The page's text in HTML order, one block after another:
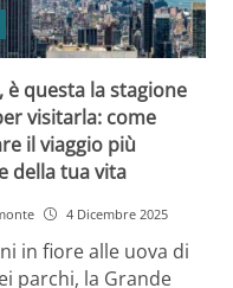
è questa la stagione
visitarla: come
il viaggio più
della tua vita
4 Dicembre 2025
in fiore alle uova di
parchi, la Grande